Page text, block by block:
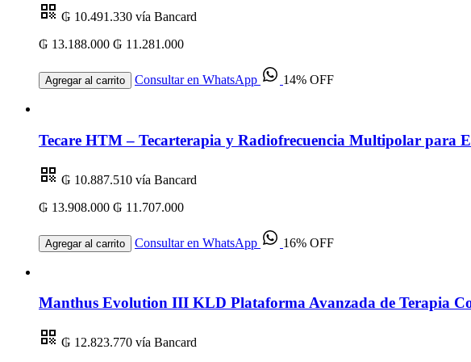
₲ 10.491.330 vía Bancard
₲ 13.188.000 ₲ 11.281.000
Agregar al carrito Consultar en WhatsApp 14% OFF
Tecare HTM – Tecarterapia y Radiofrecuencia Multipolar para
₲ 10.887.510 vía Bancard
₲ 13.908.000 ₲ 11.707.000
Agregar al carrito Consultar en WhatsApp 16% OFF
Manthus Evolution III KLD Plataforma Avanzada de Terapia
₲ 12.823.770 vía Bancard